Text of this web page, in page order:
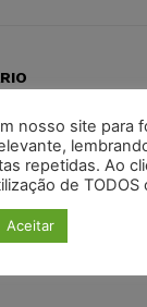
Comments
nosso site para
repetidas. Ao
de TODOS
Aceitar